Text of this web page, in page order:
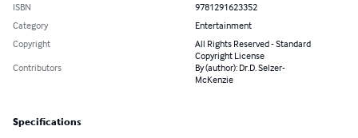
ISBN
9781291623352
Category
Entertainment
Copyright
All Rights Reserved - Standard
Copyright License
Contributors
By (author): Dr.D. Selzer-
McKenzie
Specifications